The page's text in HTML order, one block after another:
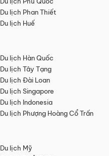
Du lịch Phan Thiết
Du lịch Huế
Du lịch Hàn Quốc
Du lịch Tây Tạng
Du lịch Đài Loan
Du lịch Singapore
Du lịch Indonesia
Du lịch Phượng Hoàng Cổ Trấn
Du lịch Mỹ